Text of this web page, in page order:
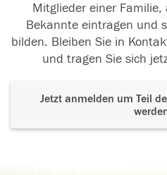
Mitglieder einer
Bekannte eintragen und
bilden. Bleiben Sie in
und tragen Sie sich
Jetzt anmelden um Teil